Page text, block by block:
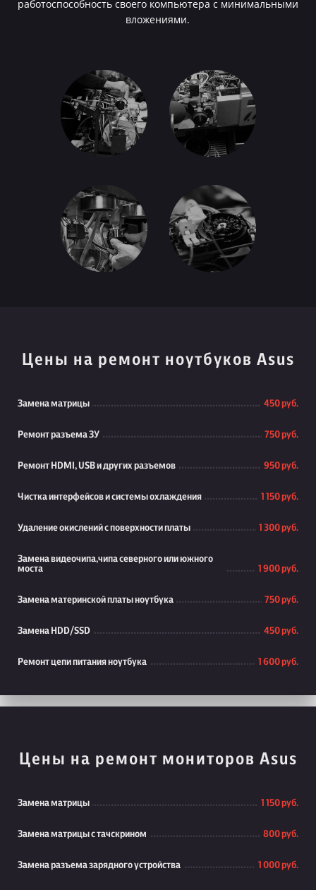
работоспособность своего компьютера с минимальными
вложениями.
Цены на ремонт ноутбуков Asus
Замена матрицы 450 руб.
Ремонт разъема ЗУ 750 руб.
Ремонт HDMI, USB и других разъемов 950 руб.
Чистка интерфейсов и системы охлаждения 1 150 руб.
Удаление окислений с поверхности платы 1 300 руб.
Замена видеочипа,чипа северного или южного
моста
1 900 руб.
Замена материнской платы ноутбука 750 руб.
Замена HDD/SSD 450 руб.
Ремонт цепи питания ноутбука 1 600 руб.
Цены на ремонт мониторов Asus
Замена матрицы 1 150 руб.
Замена матрицы с тачскрином 800 руб.
Замена разъема зарядного устройства 1 000 руб.